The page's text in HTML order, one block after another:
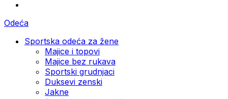
Odeća
Sportska odeća za žene
Majice i topovi
Majice bez rukava
Sportski grudnjaci
Duksevi zenski
Jakne